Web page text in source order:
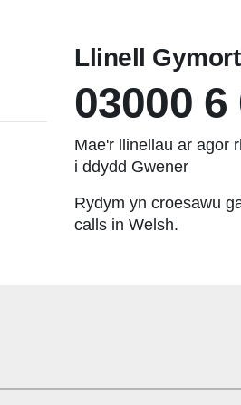
Llinell
03000 6
Mae'r llinellau ar agor
i ddydd Gwener
Rydym yn croesawu
calls in Welsh.